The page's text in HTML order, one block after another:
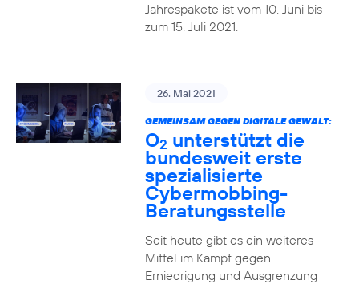
Jahrespakete ist vom 10. Juni bis
zum 15. Juli 2021.
26. Mai 2021
GEMEINSAM GEGEN DIGITALE GEWALT:
O2 unterstützt die
bundesweit erste
spezialisierte
Cybermobbing-
Beratungsstelle
Seit heute gibt es ein weiteres
Mittel im Kampf gegen
Erniedrigung und Ausgrenzung